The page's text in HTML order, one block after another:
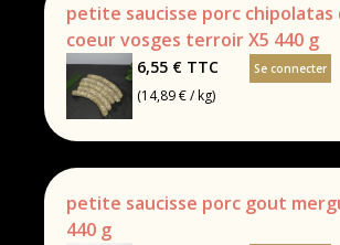
petite saucisse porc chipolatas
coeur vosges terroir X5 440 g
6,55 € TTC
(14,89 € / kg)
Se connecter
petite saucisse porc gout
440 g